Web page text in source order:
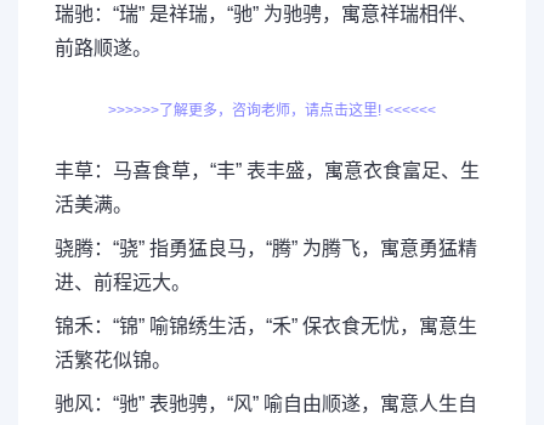
瑞驰：“瑞” 是祥瑞，“驰” 为驰骋，寓意祥瑞相伴、
前路顺遂。
>>>>>>了解更多，咨询老师，请点击这里! <<<<<<
丰草：马喜食草，“丰” 表丰盛，寓意衣食富足、生
活美满。
骁腾：“骁” 指勇猛良马，“腾” 为腾飞，寓意勇猛精
进、前程远大。
锦禾：“锦” 喻锦绣生活，“禾” 保衣食无忧，寓意生
活繁花似锦。
驰风：“驰” 表驰骋，“风” 喻自由顺遂，寓意人生自